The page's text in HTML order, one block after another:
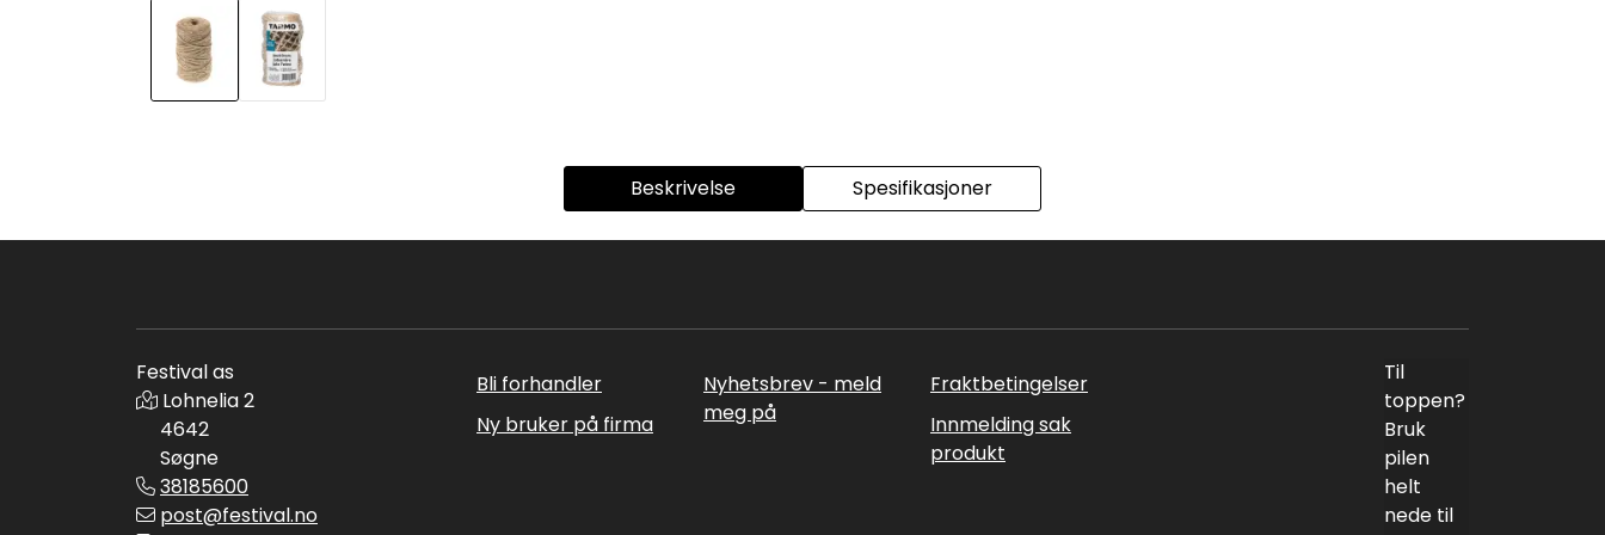
Beskrivelse Spesifikasjoner
Festival as
Lohnelia 2
4642
Søgne
38185600
post@festival.no
Bli forhandler
Ny bruker på firma
Nyhetsbrev - meld
meg på
Fraktbetingelser
Innmelding sak
produkt
Til
toppen?
Bruk
pilen
helt
nede til